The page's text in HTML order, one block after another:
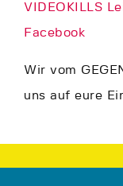
VIDEOKILLS
Facebook
Wir vom
uns auf eure